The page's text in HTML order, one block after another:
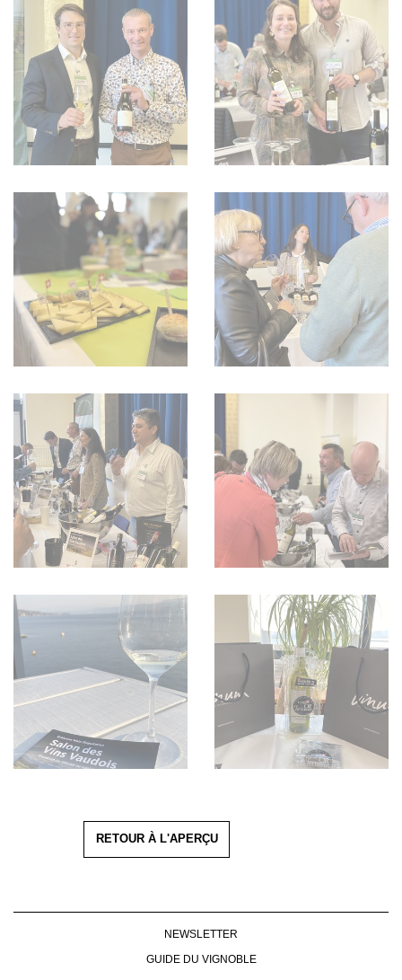
RETOUR À L'APERÇU
NEWSLETTER
GUIDE DU VIGNOBLE